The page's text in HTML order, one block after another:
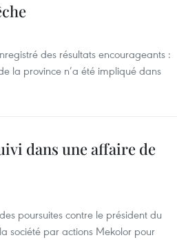
des résultats encourageants :
la province n’a été impliqué dans
dans une affaire de
poursuites contre le président du
société par actions Mekolor pour